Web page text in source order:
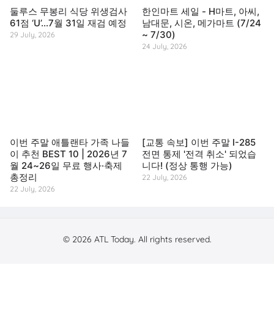
둘루스 무봉리 식당 위생검사
61점 ‘U’…7월 31일 재검 예정
29 July, 2026
한인마트 세일 - H마트, 아씨,
남대문, 시온, 메가마트 (7/24
~ 7/30)
24 July, 2026
이번 주말 애틀랜타 가족 나들
이 추천 BEST 10 | 2026년 7
월 24~26일 무료 행사·축제
총정리
22 July, 2026
[교통 속보] 이번 주말 I-285
전면 통제 '전격 취소' 되었습
니다! (정상 통행 가능)
22 July, 2026
© 2026 ATL Today. All rights reserved.